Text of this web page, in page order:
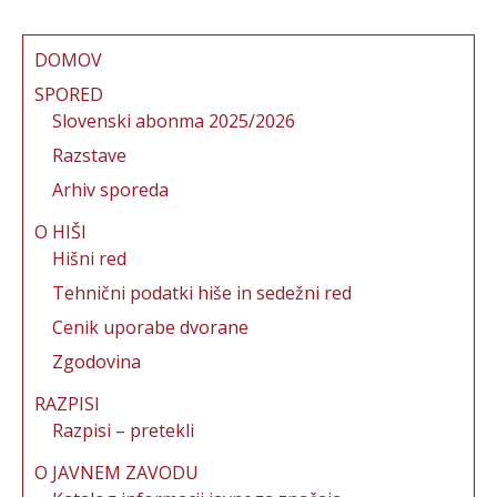
DOMOV
SPORED
Slovenski abonma 2025/2026
Razstave
Arhiv sporeda
O HIŠI
Hišni red
Tehnični podatki hiše in sedežni red
Cenik uporabe dvorane
Zgodovina
RAZPISI
Razpisi – pretekli
O JAVNEM ZAVODU